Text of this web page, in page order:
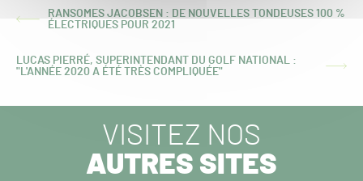
ARTICLE
RANSOMES JACOBSEN : DE NOUVELLES TONDEUSES 100 %
ÉLECTRIQUES POUR 2021
ARTICLE
LUCAS PIERRÉ, SUPERINTENDANT DU GOLF NATIONAL :
"L'ANNÉE 2020 A ÉTÉ TRÈS COMPLIQUÉE"
VISITEZ NOS
AUTRES SITES